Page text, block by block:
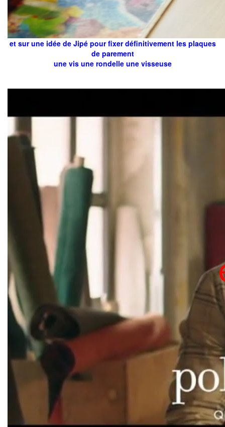
et sur une idée de Jipé pour fixer définitivement les plaques
de parement
une vis une rondelle une visseuse